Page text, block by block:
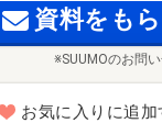
資料をもら
※SUUMOのお問
お気に入りに追加